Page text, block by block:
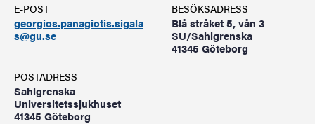
E-POST
georgios.panagiotis.sigala
s@gu.se
BESÖKSADRESS
Blå stråket 5, vån 3
SU/Sahlgrenska
41345 Göteborg
POSTADRESS
Sahlgrenska
Universitetssjukhuset
41345 Göteborg